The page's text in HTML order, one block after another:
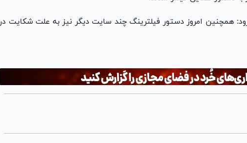
همچنین امروز دستور فیلترینگ چند سایت دیگر نیز به علت شکایت در